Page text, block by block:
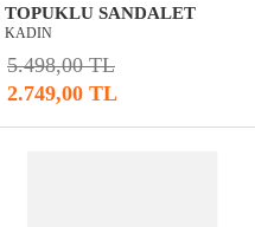
TOPUKLU SANDALET
KADIN
5.498,00 TL
2.749,00 TL